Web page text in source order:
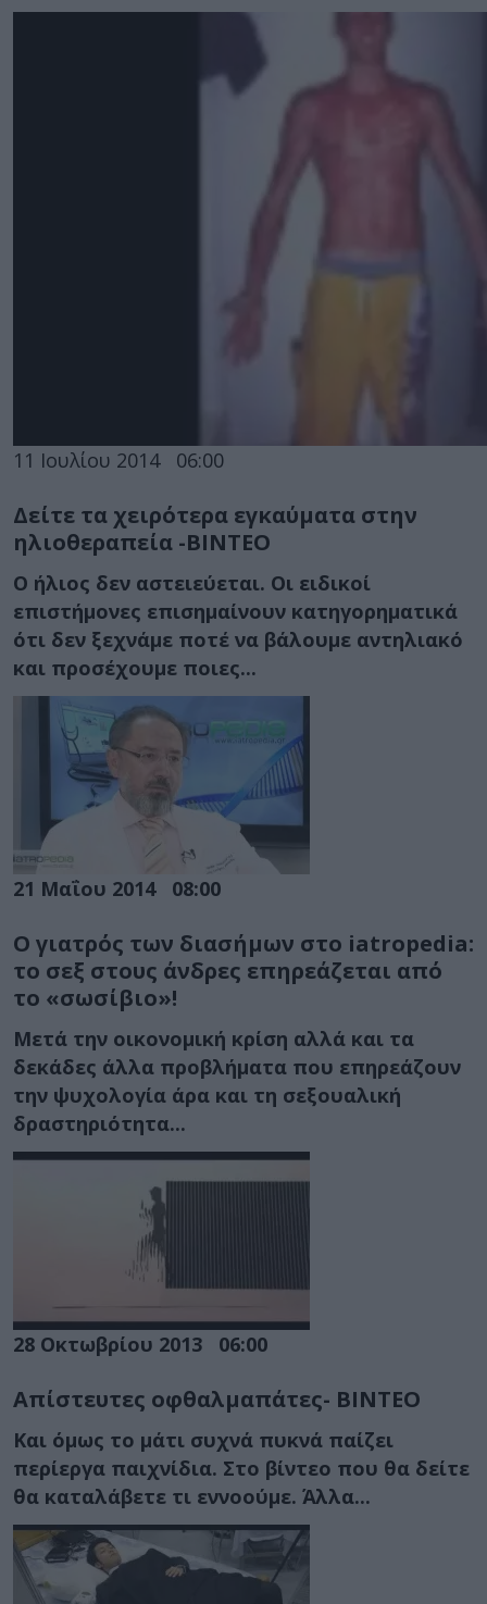
11 Ιουλίου 2014 06:00
Δείτε τα χειρότερα εγκαύματα στην
ηλιοθεραπεία -ΒΙΝΤΕΟ
Ο ήλιος δεν αστειεύεται. Οι ειδικοί
επιστήμονες επισημαίνουν κατηγορηματικά
ότι δεν ξεχνάμε ποτέ να βάλουμε αντηλιακό
και προσέχουμε ποιες...
21 Μαΐου 2014 08:00
Ο γιατρός των διασήμων στο iatropedia:
το σεξ στους άνδρες επηρεάζεται από
το «σωσίβιο»!
Μετά την οικονομική κρίση αλλά και τα
δεκάδες άλλα προβλήματα που επηρεάζουν
την ψυχολογία άρα και τη σεξουαλική
δραστηριότητα...
28 Οκτωβρίου 2013 06:00
Απίστευτες οφθαλμαπάτες- ΒΙΝΤΕΟ
Και όμως το μάτι συχνά πυκνά παίζει
περίεργα παιχνίδια. Στο βίντεο που θα δείτε
θα καταλάβετε τι εννοούμε. Άλλα...